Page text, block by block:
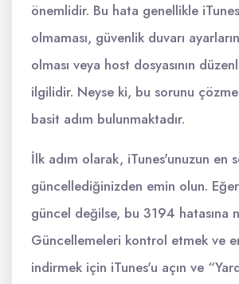
önemlidir. Bu hata genellikle
olmaması, güvenlik duvarı
olması veya host dosyasının
ilgilidir. Neyse ki, bu sorunu
basit adım bulunmaktadır.
İlk adım olarak, iTunes'unuzun en
güncellediğinizden emin olun.
güncel değilse, bu 3194 hatasına
Güncellemeleri kontrol etmek ve
indirmek için iTunes'u açın ve